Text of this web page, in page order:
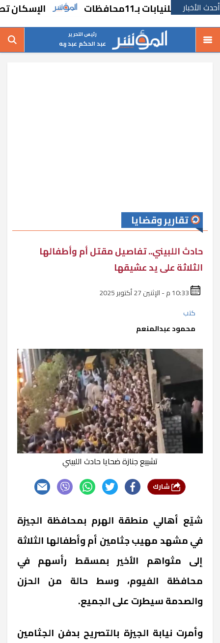
أحدث الأخبار الإسكان تطرح
رئيس التحرير
عبد الحكم عبد ربه
تقارير وقضايا
حادث اللبيني.. تفاصيل مقتل أم وأطفالها
الثلاثة على يد عشيقها
كتب
محمود عبدالمنعم
تشييع جنازة ضحايا حادث اللبيني
شيّع أهالي منطقة الهرم بمحافظة الجيزة
في مشهد مهيب جثامين أم وأطفالها الثلاثة
إلى مثواهم الأخير بمسقط رأسهم في
محافظة الفيوم، وسط حالة من الحزن
والصدمة سيطرت على الجميع.
وأمرت نيابة الجيزة بالتصريح بدفن الجثامين